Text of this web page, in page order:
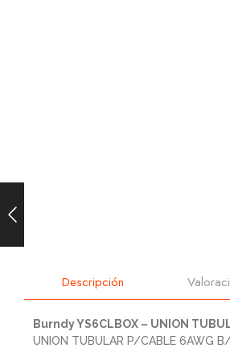
Descripción
Burndy YS6CLBOX – UNION
UNION TUBULAR P/CABLE